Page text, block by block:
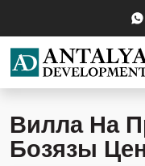
Вилла На
Бозязы